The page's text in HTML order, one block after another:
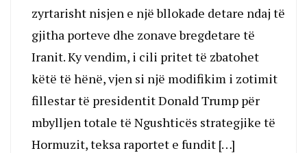
zyrtarisht nisjen e një bllokade detare ndaj të
gjitha porteve dhe zonave bregdetare të
Iranit. Ky vendim, i cili pritet të zbatohet
këtë të hënë, vjen si një modifikim i zotimit
fillestar të presidentit Donald Trump për
mbylljen totale të Ngushticës strategjike të
Hormuzit, teksa raportet e fundit […]